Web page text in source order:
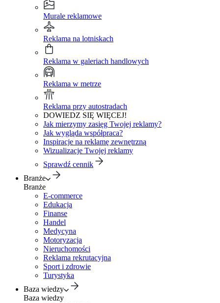
Murale reklamowe
Reklama na lotniskach
Reklama w galeriach handlowych
Reklama w metrze
Reklama przy autostradach
DOWIEDZ SIĘ WIĘCEJ!
Jak mierzymy zasięg Twojej reklamy?
Jak wygląda współpraca?
Inspiracje na reklamę zewnętrzną
Wizualizacje Twojej reklamy
Sprawdź cennik
Branże
Branże
E-commerce
Edukacja
Finanse
Handel
Medycyna
Motoryzacja
Nieruchomości
Reklama rekrutacyjna
Sport i zdrowie
Turystyka
Baza wiedzy
Baza wiedzy